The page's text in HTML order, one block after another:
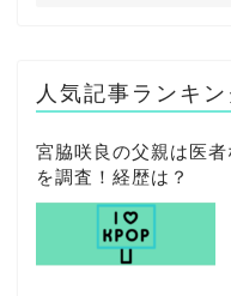
人気記事ランキ
宮脇咲良の父親は医
を調査！経歴は？